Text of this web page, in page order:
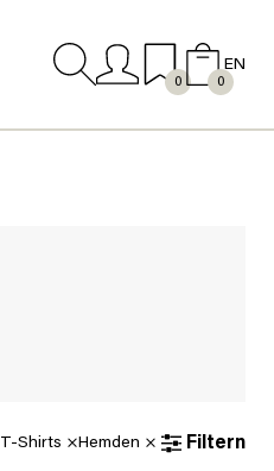
0 0
EN
T-Shirts ×Hemden × Filtern